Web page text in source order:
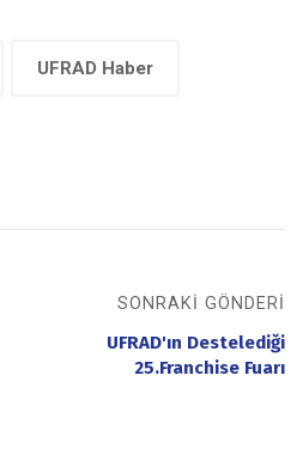
UFRAD Haber
SONRAKI GÖNDERI
UFRAD'ın Destelediği
25.Franchise Fuarı